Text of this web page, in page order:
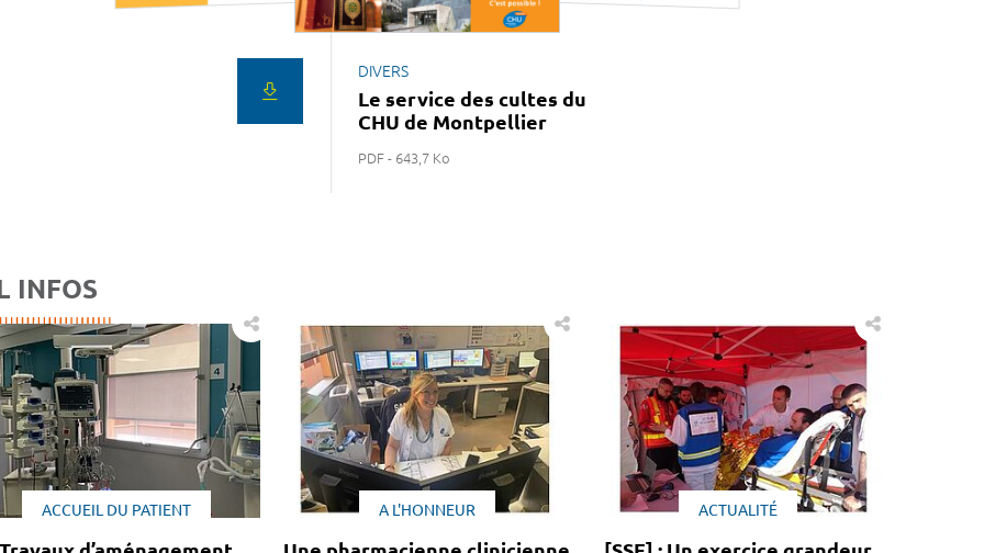
DIVERS
Le service des cultes du
CHU de Montpellier
PDF - 643,7 Ko
INFOS
ACCUEIL DU PATIENT A L'HONNEUR ACTUALITÉ